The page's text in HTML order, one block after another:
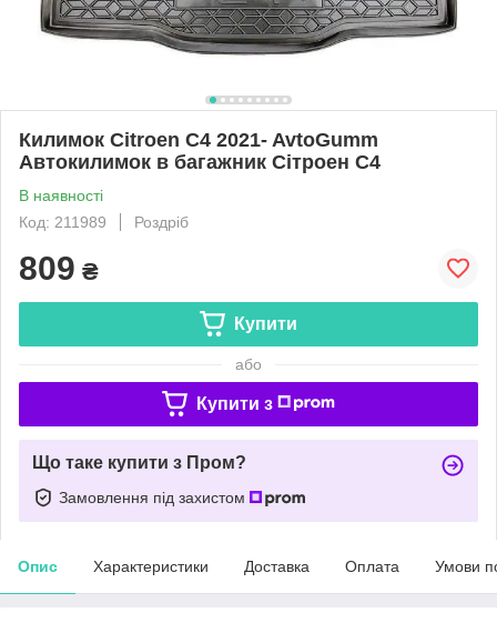
Килимок Citroen C4 2021- AvtoGumm
Автокилимок в багажник Сітроен С4
В наявності
Код: 211989
Роздріб
809 ₴
Купити
або
Купити з
Що таке купити з Пром?
Замовлення під захистом
Опис Характеристики Доставка Оплата Умови